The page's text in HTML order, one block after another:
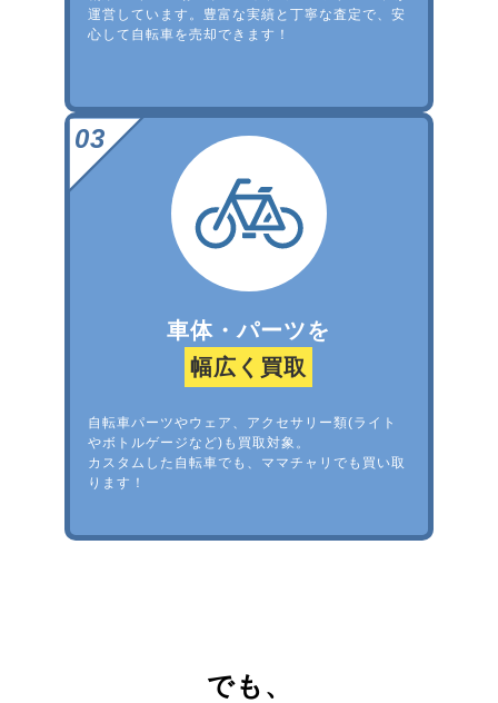
運営しています。豊富な実績と丁寧な査定で、安
心して自転車を売却できます！
車体・パーツを
幅広く買取
自転車パーツやウェア、アクセサリー類(ライト
やボトルゲージなど)も買取対象。
カスタムした自転車でも、ママチャリでも買い取
ります！
でも、